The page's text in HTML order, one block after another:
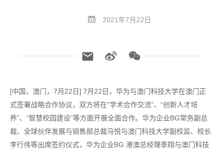
2021年7月22日
[中国，澳门，7月22日] 7月22日，华为与澳门科技大学在澳门正
式签署战略合作协议，双方将在“学术合作交流”、“创新人才培
养”、“智慧校园建设”等方面开展全面合作。华为企业BG常务副总
裁、全球伙伴发展与销售部总裁马悦与澳门科技大学副校监、校长
李行伟等出席签约仪式，华为企业BG 港澳总经理季翔与澳门科技